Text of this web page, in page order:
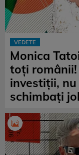
VEDETE
Monica
toți românii!
investiții,
schimbați